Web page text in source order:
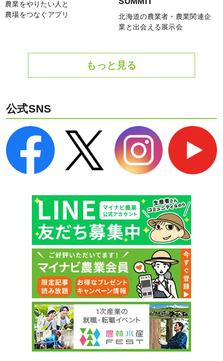
農業をやりたい人と
農場をつなぐアプリ
北海道の農業者・農業関連企
業と出会える展示会
もっと見る
公式SNS